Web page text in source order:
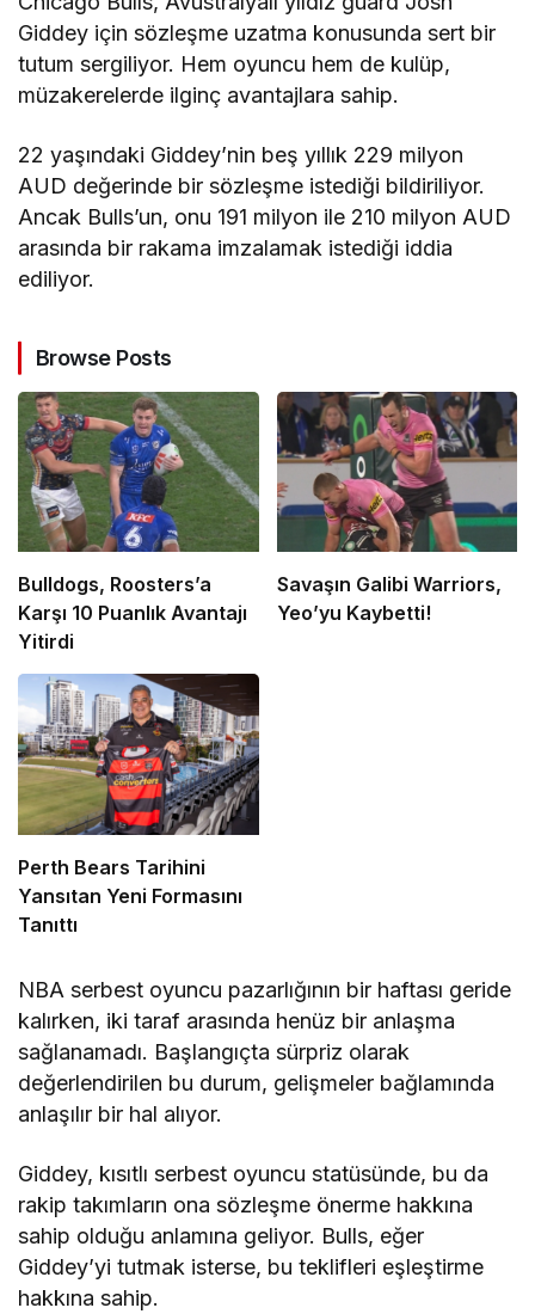
Giddey için sözleşme uzatma konusunda sert bir
tutum sergiliyor. Hem oyuncu hem de kulüp,
müzakerelerde ilginç avantajlara sahip.
22 yaşındaki Giddey’nin beş yıllık 229 milyon
AUD değerinde bir sözleşme istediği bildiriliyor.
Ancak Bulls’un, onu 191 milyon ile 210 milyon AUD
arasında bir rakama imzalamak istediği iddia
ediliyor.
Browse Posts
Bulldogs, Roosters’a
Karşı 10 Puanlık Avantajı
Yitirdi
Savaşın Galibi Warriors,
Yeo’yu Kaybetti!
Perth Bears Tarihini
Yansıtan Yeni Formasını
Tanıttı
NBA serbest oyuncu pazarlığının bir haftası geride
kalırken, iki taraf arasında henüz bir anlaşma
sağlanamadı. Başlangıçta sürpriz olarak
değerlendirilen bu durum, gelişmeler bağlamında
anlaşılır bir hal alıyor.
Giddey, kısıtlı serbest oyuncu statüsünde, bu da
rakip takımların ona sözleşme önerme hakkına
sahip olduğu anlamına geliyor. Bulls, eğer
Giddey’yi tutmak isterse, bu teklifleri eşleştirme
hakkına sahip.